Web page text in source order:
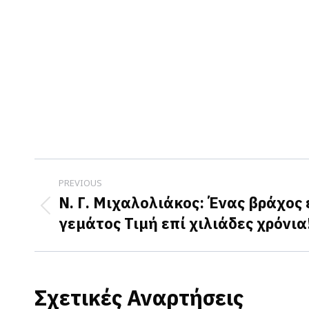
Post
navigation
PREVIOUS
Previous
post:
Ν. Γ. Μιχαλολιάκος: Ένας βράχος
γεμάτος Τιμή επί χιλιάδες
Σχετικές Αναρτήσεις